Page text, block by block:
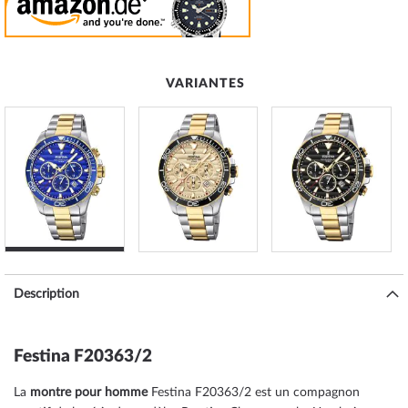
VARIANTES
Description
Festina F20363/2
La montre pour hommeFestina F20363/2 est un compagnon